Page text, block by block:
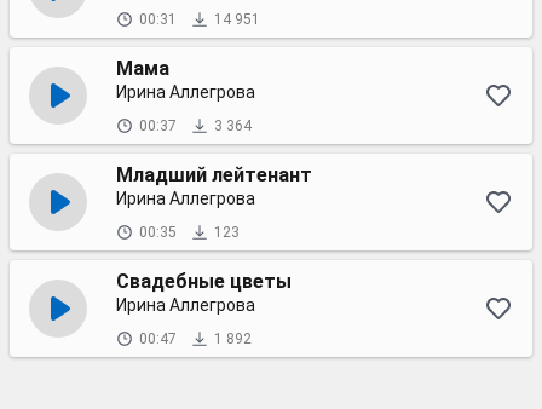
00:31 14 951
Мама
Ирина Аллегрова
00:37 3 364
Младший лейтенант
Ирина Аллегрова
00:35 123
Свадебные цветы
Ирина Аллегрова
00:47 1 892